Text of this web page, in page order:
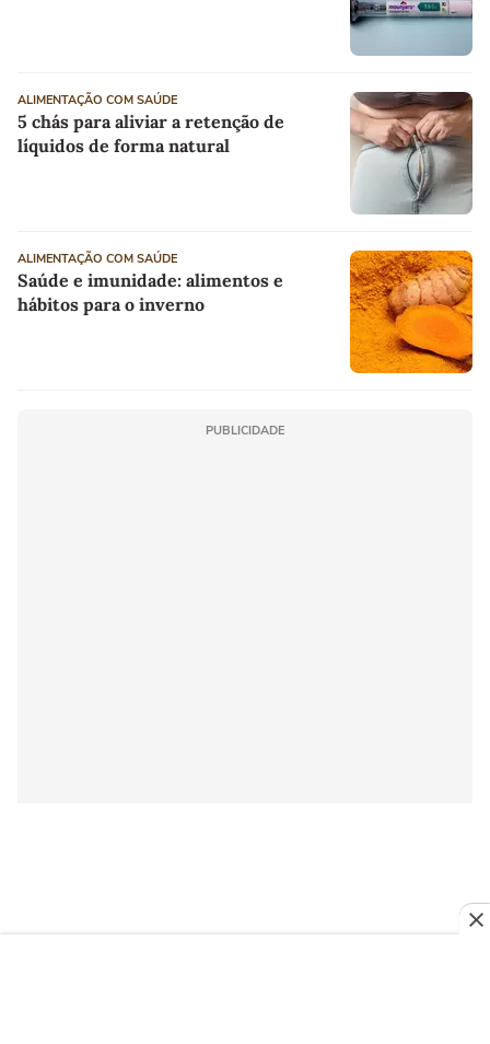
ALIMENTAÇÃO COM SAÚDE
5 chás para aliviar a retenção de
líquidos de forma natural
ALIMENTAÇÃO COM SAÚDE
Saúde e imunidade: alimentos e
hábitos para o inverno
PUBLICIDADE